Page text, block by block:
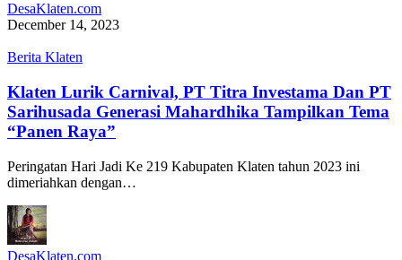
DesaKlaten.com
December 14, 2023
Berita Klaten
Klaten Lurik Carnival, PT Titra Investama Dan PT
Sarihusada Generasi Mahardhika Tampilkan Tema
“Panen Raya”
Peringatan Hari Jadi Ke 219 Kabupaten Klaten tahun 2023 ini
dimeriahkan dengan…
DesaKlaten.com